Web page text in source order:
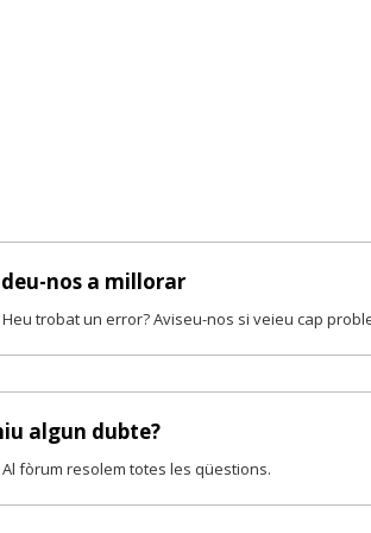
nos a millorar
Heu trobat un error? Aviseu-nos si veieu cap
algun dubte?
Al fòrum resolem totes les qüestions.